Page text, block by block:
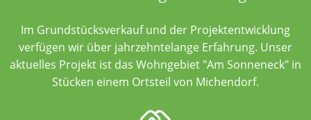
Im Grundstücksverkauf und der Projektentwicklung
verfügen wir über jahrzehntelange Erfahrung. Unser
aktuelles Projekt ist das Wohngebiet "Am Sonneneck" in
Stücken einem Ortsteil von Michendorf.